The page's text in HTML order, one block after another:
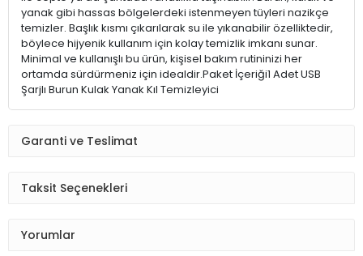
yanak gibi hassas bölgelerdeki istenmeyen tüyleri nazikçe
temizler. Başlık kısmı çıkarılarak su ile yıkanabilir özelliktedir,
böylece hijyenik kullanım için kolay temizlik imkanı sunar.
Minimal ve kullanışlı bu ürün, kişisel bakım rutininizi her
ortamda sürdürmeniz için idealdir.Paket İçeriği1 Adet USB
Şarjlı Burun Kulak Yanak Kıl Temizleyici
Garanti ve Teslimat
Taksit Seçenekleri
Yorumlar